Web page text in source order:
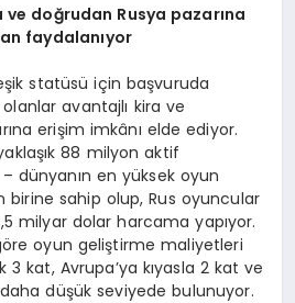
doğrudan Rusya pazarına
faydalanıyor
statüsü için başvuruda
avantajlı kira ve
erişim imkânı elde ediyor.
88 milyon aktif
dünyanın en yüksek oyun
birine sahip olup, Rus oyuncular
milyar dolar harcama yapıyor.
oyun geliştirme maliyetleri
3 kat, Avrupa’ya kıyasla 2 kat ve
daha düşük seviyede bulunuyor.